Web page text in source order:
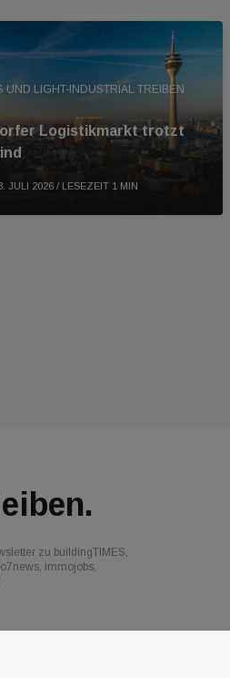
UND LIGHT-INDUSTRIAL TREIBEN
Logistikmarkt trotzt
JULI 2026 / LESEZEIT 1 MIN
zu buildingTIMES,
immojobs,